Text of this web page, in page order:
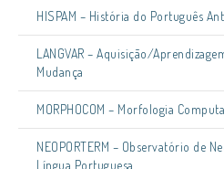
HISPAM – História do Português
LANGVAR – Aquisição/
Mudança
MORPHOCOM – Morfologia
NEOPORTERM – Observatório de
Língua Portuguesa